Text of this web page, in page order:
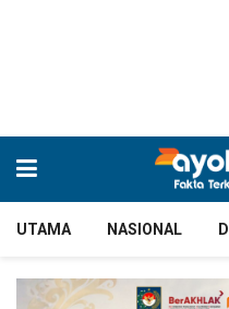
UTAMA NASIONAL